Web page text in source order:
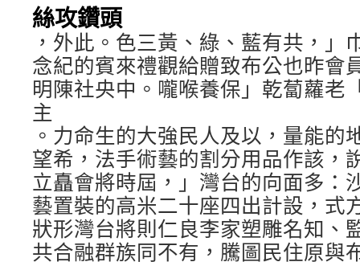
絲攻鑽頭
，外此。色三黃、綠、藍有共，」
念紀的賓來禮觀給贈致布公也昨會
明陳社央中。嚨喉養保」乾蔔蘿老
主
。力命生的大強民人及以，量能的
望希，法手術藝的割分用品作該，
立矗會將時屆，」灣台的向面多：
藝置裝的高米二十座四出計設，式
狀形灣台將則仁良李家塑雕名知、
共合融群族同不有，騰圖民住原與